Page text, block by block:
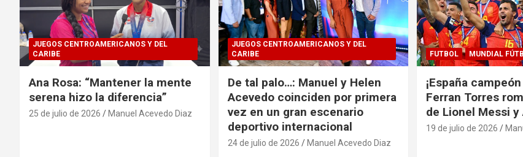
JUEGOS CENTROAMERICANOS Y DEL
CARIBE
Ana Rosa: “Mantener la mente
serena hizo la diferencia”
25 de julio de 2026 Manuel Acevedo Diaz
JUEGOS CENTROAMERICANOS Y DEL
CARIBE
De tal palo…: Manuel y Helen
Acevedo coinciden por primera
vez en un gran escenario
deportivo internacional
24 de julio de 2026 Manuel Acevedo Diaz
FUTBOL MUNDIAL
¡España
Ferran Torres
de Lionel Messi
19 de julio de 2026